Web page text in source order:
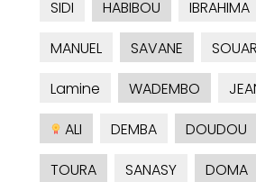
SIDI
HABIBOU IBRAHIMA
MANUEL
SAVANE
Lamine
WADEMBO
ALI
DEMBA DOUDOU
TOURA
SANASY DOMA